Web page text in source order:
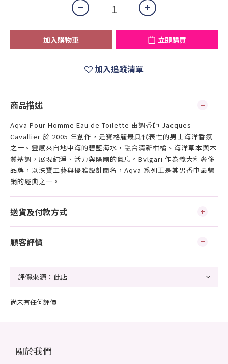
加入購物車 立即購買
加入追蹤清單
商品描述
Aqva Pour Homme Eau de Toilette 由調香師 Jacques
Cavallier 於 2005 年創作，是寶格麗最具代表性的男士海洋香氛
之一。靈感來自地中海的碧藍海水，融合清新柑橘、海洋草本與木
質基調，展現純淨、活力與陽剛的氣息。Bvlgari 作為義大利奢侈
品牌，以珠寶工藝與優雅設計聞名，Aqva 系列正是其男香中最暢
銷的經典之一。
送貨及付款方式
顧客評價
尚未有任何評價
關於我們